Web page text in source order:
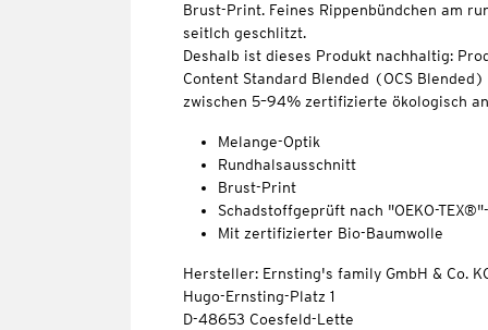
Brust-Print. Feines Rippenbündchen am
seitlch geschlitzt.
Deshalb ist dieses Produkt nachhaltig:
Content Standard Blended (OCS
zwischen 5–94% zertifizierte ökologisch
Melange-Optik
Rundhalsausschnitt
Brust-Print
Schadstoffgeprüft nach "OEKO-
Mit zertifizierter Bio-Baumwolle
Hersteller: Ernsting's family GmbH & Co.
Hugo-Ernsting-Platz 1
D-48653 Coesfeld-Lette